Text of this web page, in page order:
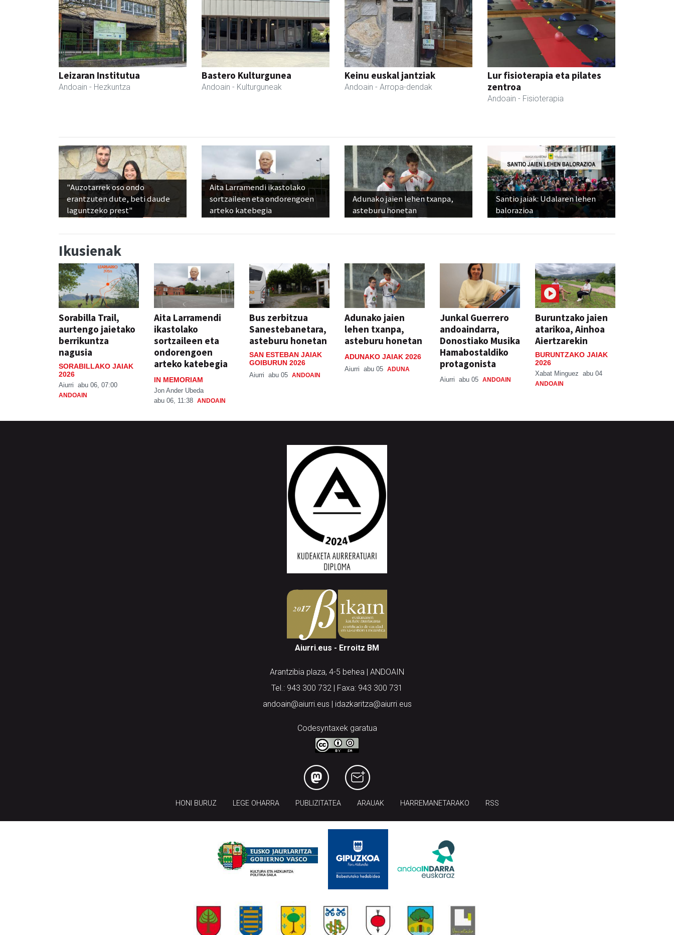
Leizaran Institutua
Andoain - Hezkuntza
Bastero Kulturgunea
Andoain - Kulturguneak
Keinu euskal jantziak
Andoain - Arropa-dendak
Lur fisioterapia eta pilates
zentroa
Andoain - Fisioterapia
"Auzotarrek oso ondo
erantzuten dute, beti daude
laguntzeko prest"
Aita Larramendi ikastolako
sortzaileen eta ondorengoen
arteko katebegia
Adunako jaien lehen txanpa,
asteburu honetan
Santio jaiak: Udalaren lehen
balorazioa
Ikusienak
Sorabilla Trail,
aurtengo jaietako
berrikuntza
nagusia
SORABILLAKO JAIAK
2026
Aiurri abu 06, 07:00
ANDOAIN
Aita Larramendi
ikastolako
sortzaileen eta
ondorengoen
arteko katebegia
IN MEMORIAM
Jon Ander Ubeda
abu 06, 11:38 ANDOAIN
Bus zerbitzua
Sanestebanetara,
asteburu honetan
SAN ESTEBAN JAIAK
GOIBURUN 2026
Aiurri abu 05 ANDOAIN
Adunako jaien
lehen txanpa,
asteburu honetan
ADUNAKO JAIAK 2026
Aiurri abu 05 ADUNA
Junkal Guerrero
andoaindarra,
Donostiako Musika
Hamabostaldiko
protagonista
Aiurri abu 05 ANDOAIN
Buruntzako jaien
atarikoa, Ainhoa
Aiertzarekin
BURUNTZAKO JAIAK
2026
Xabat Minguez abu 04
ANDOAIN
Aiurri.eus - Erroitz BM
Arantzibia plaza, 4-5 behea | ANDOAIN
Tel.: 943 300 732 | Faxa: 943 300 731
andoain@aiurri.eus | idazkaritza@aiurri.eus
Codesyntaxek garatua
HONI BURUZ LEGE OHARRA PUBLIZITATEA ARAUAK HARREMANETARAKO RSS